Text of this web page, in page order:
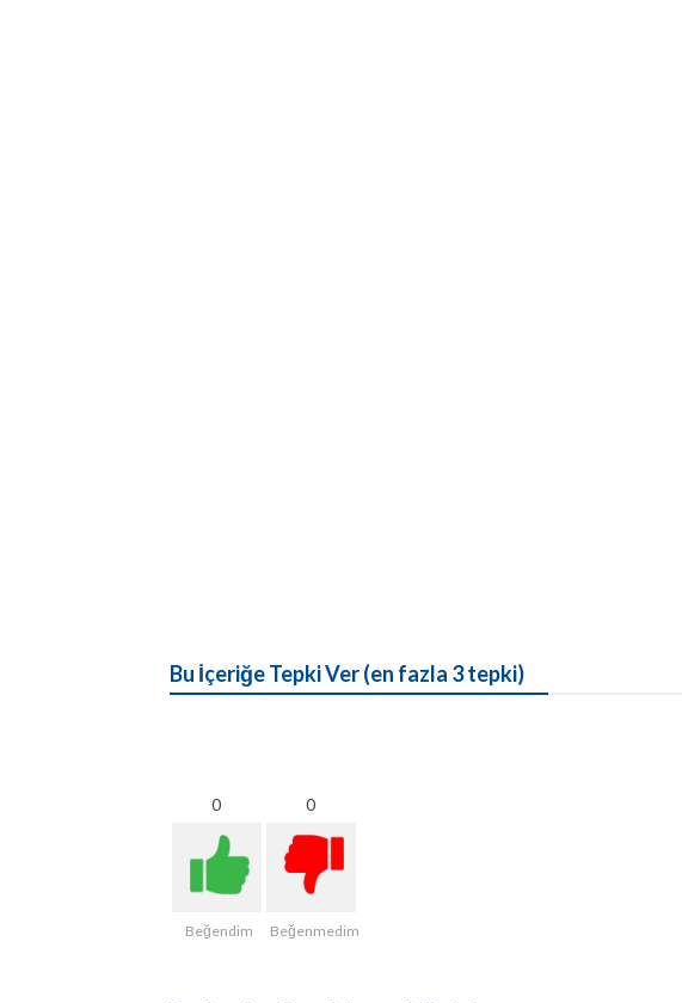
Bu İçeriğe Tepki Ver (en fazla 3 tepki)
0
Beğendim
0
Beğenmedim